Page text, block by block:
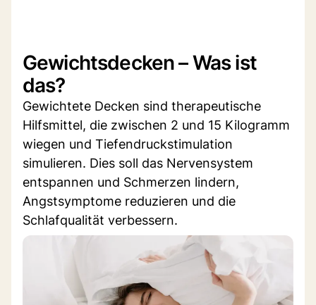
Gewichtsdecken – Was ist
das?
Gewichtete Decken sind therapeutische
Hilfsmittel, die zwischen 2 und 15 Kilogramm
wiegen und Tiefendruckstimulation
simulieren. Dies soll das Nervensystem
entspannen und Schmerzen lindern,
Angstsymptome reduzieren und die
Schlafqualität verbessern.